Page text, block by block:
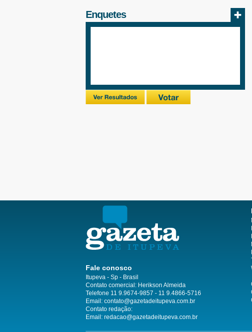
Enquetes
Fale conosco
Itupeva - Sp - Brasil
Contato comercial: Herikson Almeida
Telefone 11 9.9674-9857 - 11 9.4866-5716
Email: contato@gazetadeitupeva.com.br
Contato redação:
Email: redacao@gazetadeitupeva.com.br